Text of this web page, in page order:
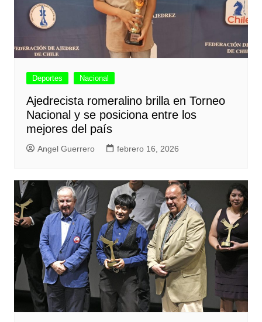
Deportes Nacional
Ajedrecista romeralino brilla en Torneo
Nacional y se posiciona entre los
mejores del país
Angel Guerrero febrero 16, 2026